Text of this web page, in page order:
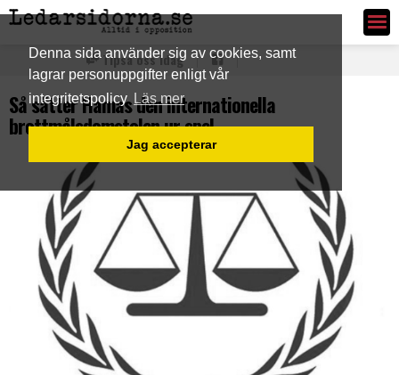
Denna sida använder sig av cookies, samt
lagrar personuppgifter enligt vår
integritetspolicy Läs mer
Jag accepterar
Ledarsidorna.se
Tipsa oss idag
Så sätter Hamas den internationella
brottmålsdomstolen ur spel